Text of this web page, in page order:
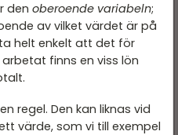
den oberoende variabeln;
av vilket värdet är på
helt enkelt att det för
finns en viss lön
regel. Den kan liknas vid
värde, som vi till exempel